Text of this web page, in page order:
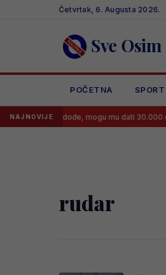
Četvrtak, 6. Augusta 2026.
Sve
POČETNA SPORT
NAJNOVIJE
“Neka dođe, mogu mu dati 30.000
rudar